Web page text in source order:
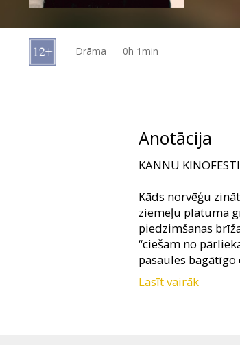
kartes
Drāma 0h 1min
Anotācija
KANNU
Kāds norvēģu
ziemeļu platuma
piedzimšanas
“ciešam no
pasaules
Nu, vēl pa
Lasīt vairāk